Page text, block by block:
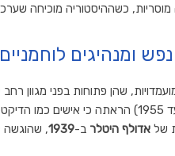
כשההיסטוריה מוכיחה
ומנהיגים לוחמניים
שהן פתוחות בפני מגוון
של אדולף היטלר ב-1939
, שהוגשה